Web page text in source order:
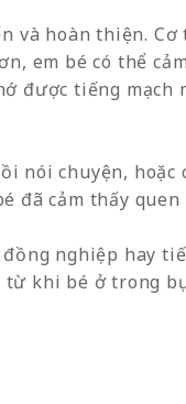
hoàn thiện.
em bé có thể
tiếng mạch
chuyện, hoặc
đã cảm thấy
nghiệp hay
khi bé ở trong